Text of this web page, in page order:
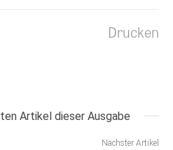
Drucken
Artikel dieser Ausgabe
Nächster Artikel